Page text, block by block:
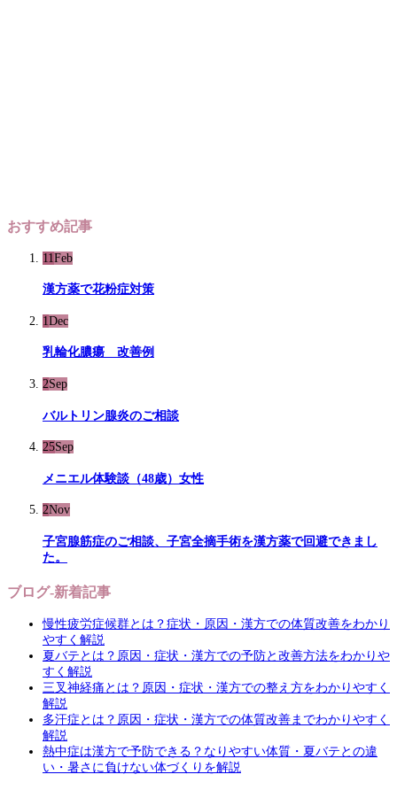
おすすめ記事
11Feb
漢方薬で花粉症対策
1 Dec
乳輪化膿瘍 改善例
2Sep
バルトリン腺炎のご相談
25Sep
メニエル体験談（48歳）女性
2Nov
子宮腺筋症のご相談、子宮全摘手術を漢方薬で回避できまし
た。
ブログ-新着記事
慢性疲労症候群とは？症状・原因・漢方での体質改善をわかり
やすく解説
夏バテとは？原因・症状・漢方での予防と改善方法をわかりや
すく解説
三叉神経痛とは？原因・症状・漢方での整え方をわかりやすく
解説
多汗症とは？原因・症状・漢方での体質改善までわかりやすく
解説
熱中症は漢方で予防できる？なりやすい体質・夏バテとの違
い・暑さに負けない体づくりを解説